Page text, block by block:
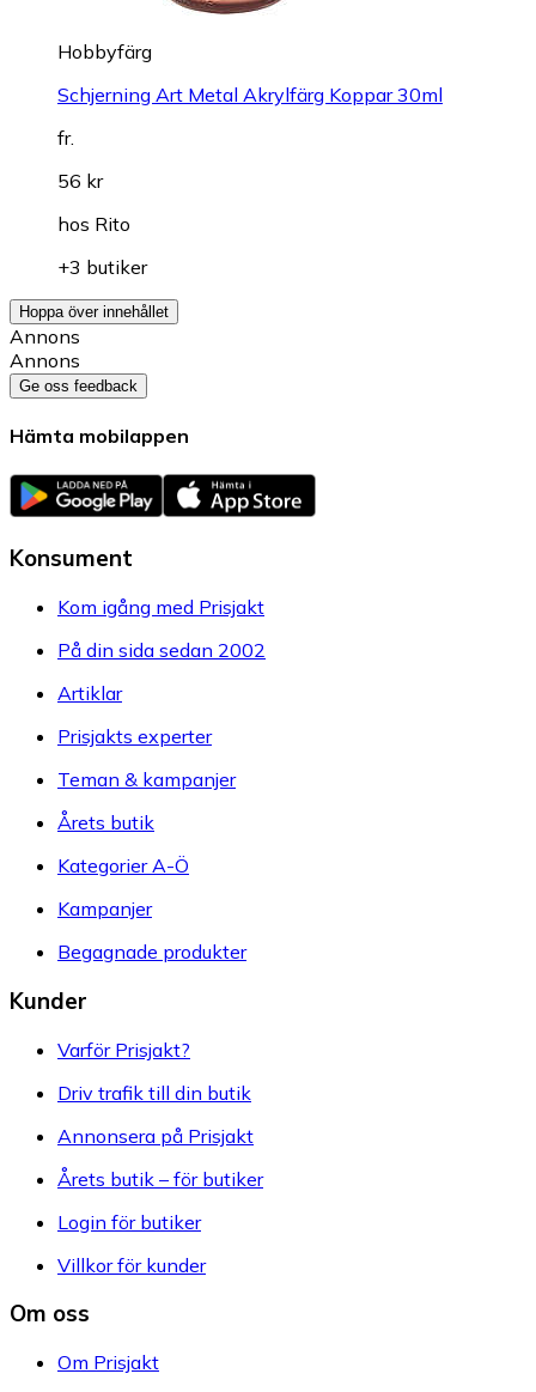
Hobbyfärg
Schjerning Art Metal Akrylfärg Koppar 30ml
fr.
56 kr
hos Rito
+3 butiker
Hoppa över innehållet
Annons
Annons
Ge oss feedback
Hämta mobilappen
Konsument
Kom igång med Prisjakt
På din sida sedan 2002
Artiklar
Prisjakts experter
Teman & kampanjer
Årets butik
Kategorier A-Ö
Kampanjer
Begagnade produkter
Kunder
Varför Prisjakt?
Driv trafik till din butik
Annonsera på Prisjakt
Årets butik – för butiker
Login för butiker
Villkor för kunder
Om oss
Om Prisjakt